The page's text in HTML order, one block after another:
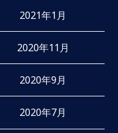
2021年1月
2020年11月
2020年9月
2020年7月